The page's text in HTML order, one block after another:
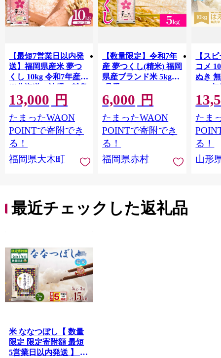
【最短7営業日以内発
送】福岡県産米 夢つ
くし 10kg 令和7年産
※北海道・沖縄・離島
は配送不可 |【精米 単
一米 単一原料米 7年産
国産 お米 ブランド米
5kg × 2 ゆめつくし】
CY009_01
13,000 円
たまったWAON
POINTで寄附でき
る！
福岡県大木町
【数量限定】令和7年
産 夢つくし(精米) 福岡
県産ブランド米 5kg
(品番:3X10R7)
6,000 円
たまったWAON
POINTで寄附でき
る！
福岡県赤村
【ス
コメ
ぬき
2025
たま
る！
山形
最近チェックした返礼品
米 ななつぼし【 数量
限定 限定寄附額 最短
5営業日以内発送 】 令